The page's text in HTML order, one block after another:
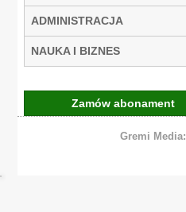
ADMINISTRACJA
NAUKA I BIZNES
Zamów abonament
Gremi Media: